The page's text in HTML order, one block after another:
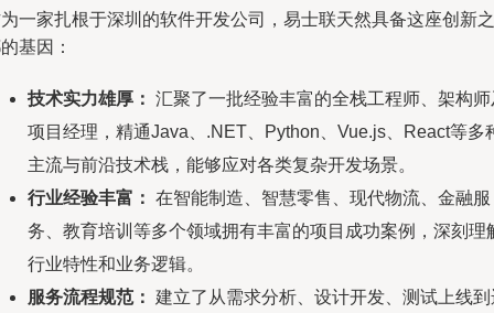
一家扎根于深圳的软件开发公司，易士联天然具备这座创新之
基因：
技术实力雄厚： 汇聚了一批经验丰富的全栈工程师、架构师
项目经理，精通Java、.NET、Python、Vue.js、React等多
主流与前沿技术栈，能够应对各类复杂开发场景。
行业经验丰富： 在智能制造、智慧零售、现代物流、金融服
务、教育培训等多个领域拥有丰富的项目成功案例，深刻理
行业特性和业务逻辑。
服务流程规范： 建立了从需求分析、设计开发、测试上线到